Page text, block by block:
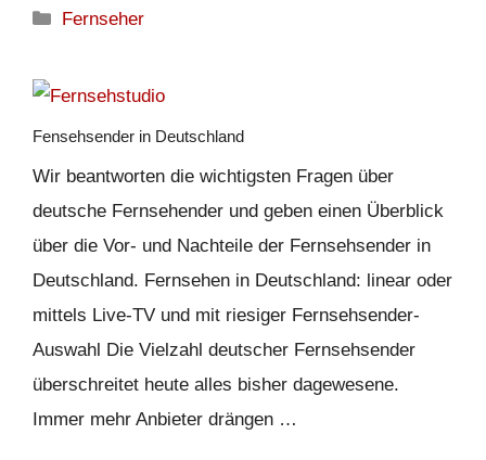
Kategorien
Fernseher
Fensehsender in Deutschland
Wir beantworten die wichtigsten Fragen über
deutsche Fernsehender und geben einen Überblick
über die Vor- und Nachteile der Fernsehsender in
Deutschland. Fernsehen in Deutschland: linear oder
mittels Live-TV und mit riesiger Fernsehsender-
Auswahl Die Vielzahl deutscher Fernsehsender
überschreitet heute alles bisher dagewesene.
Immer mehr Anbieter drängen …